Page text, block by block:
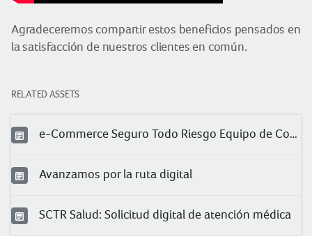
Agradeceremos compartir estos beneficios pensados en
la satisfacción de nuestros clientes en común.
RELATED ASSETS
e-Commerce Seguro Todo Riesgo Equipo de Contratista (TREC)
Avanzamos por la ruta digital
SCTR Salud: Solicitud digital de atención médica